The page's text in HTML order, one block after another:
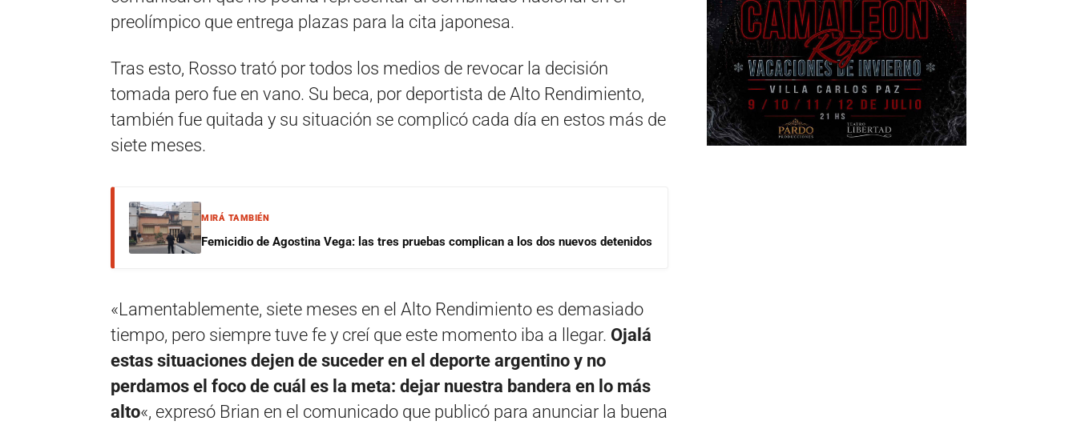
preolímpico que entrega plazas para la cita japonesa.
Tras esto, Rosso trató por todos los medios de revocar la decisión
tomada pero fue en vano. Su beca, por deportista de Alto Rendimiento,
también fue quitada y su situación se complicó cada día en estos más de
siete meses.
MIRÁ TAMBIÉN
Femicidio de Agostina Vega: las tres pruebas complican a los dos nuevos detenidos
«Lamentablemente, siete meses en el Alto Rendimiento es demasiado
tiempo, pero siempre tuve fe y creí que este momento iba a llegar. Ojalá
estas situaciones dejen de suceder en el deporte argentino y no
perdamos el foco de cuál es la meta: dejar nuestra bandera en lo más
alto«, expresó Brian en el comunicado que publicó para anunciar la buena